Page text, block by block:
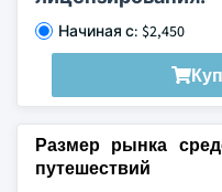
Начиная с: $2,450
Размер рынка
путешествий